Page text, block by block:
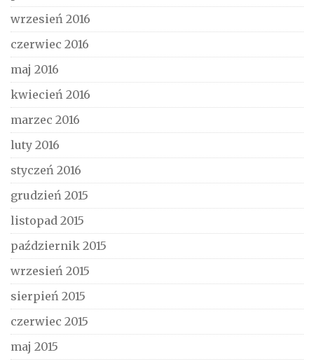
wrzesień 2016
czerwiec 2016
maj 2016
kwiecień 2016
marzec 2016
luty 2016
styczeń 2016
grudzień 2015
listopad 2015
październik 2015
wrzesień 2015
sierpień 2015
czerwiec 2015
maj 2015